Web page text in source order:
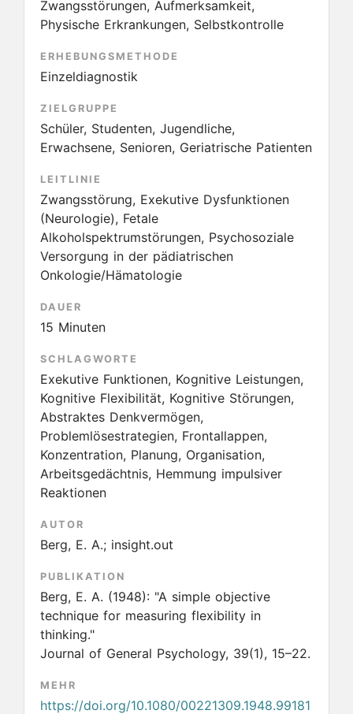
Zwangsstörungen, Aufmerksamkeit,
Physische Erkrankungen, Selbstkontrolle
ERHEBUNGSMETHODE
Einzeldiagnostik
ZIELGRUPPE
Schüler, Studenten, Jugendliche,
Erwachsene, Senioren, Geriatrische Patienten
LEITLINIE
Zwangsstörung, Exekutive Dysfunktionen
(Neurologie), Fetale
Alkoholspektrumstörungen, Psychosoziale
Versorgung in der pädiatrischen
Onkologie/Hämatologie
DAUER
15 Minuten
SCHLAGWORTE
Exekutive Funktionen, Kognitive Leistungen,
Kognitive Flexibilität, Kognitive Störungen,
Abstraktes Denkvermögen,
Problemlösestrategien, Frontallappen,
Konzentration, Planung, Organisation,
Arbeitsgedächtnis, Hemmung impulsiver
Reaktionen
AUTOR
Berg, E. A.; insight.out
PUBLIKATION
Berg, E. A. (1948): "A simple objective
technique for measuring flexibility in
thinking."
Journal of General Psychology, 39(1), 15–22.
MEHR
https://doi.org/10.1080/00221309.1948.99181